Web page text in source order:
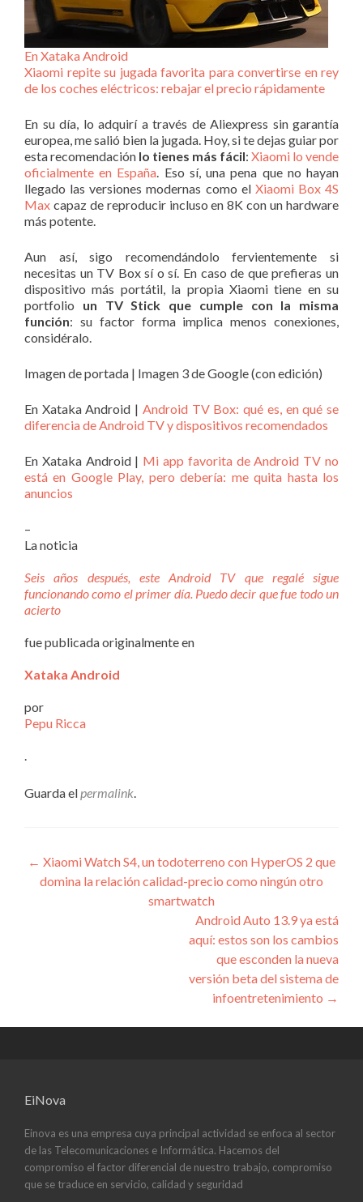
En Xataka Android
Xiaomi repite su jugada favorita para convertirse en rey
de los coches eléctricos: rebajar el precio rápidamente
En su día, lo adquirí a través de Aliexpress sin garantía
europea, me salió bien la jugada. Hoy, si te dejas guiar por
esta recomendación lo tienes más fácil: Xiaomi lo vende
oficialmente en España . Eso sí, una pena que no hayan
llegado las versiones modernas como el Xiaomi Box 4S
Max capaz de reproducir incluso en 8K con un hardware
más potente.
Aun así, sigo recomendándolo fervientemente si
necesitas un TV Box sí o sí. En caso de que prefieras un
dispositivo más portátil, la propia Xiaomi tiene en su
portfolio un TV Stick que cumple con la misma
función: su factor forma implica menos conexiones,
considéralo.
Imagen de portada | Imagen 3 de Google (con edición)
En Xataka Android | Android TV Box: qué es, en qué se
diferencia de Android TV y dispositivos recomendados
En Xataka Android | Mi app favorita de Android TV no
está en Google Play, pero debería: me quita hasta los
anuncios
–
La noticia
Seis años después, este Android TV que regalé sigue
funcionando como el primer día. Puedo decir que fue todo un
acierto
fue publicada originalmente en
Xataka Android
por
Pepu Ricca
Guarda el permalink
Navegación
de
← Xiaomi Watch S4, un todoterreno con HyperOS 2 que
domina la relación calidad-precio como ningún otro
smartwatch
Android Auto 13.9 ya está
aquí: estos son los cambios
que esconden la nueva
versión beta del sistema de
infoentretenimiento →
EiNova
Einova es una empresa cuya principal actividad se enfoca al sector
de las Telecomunicaciones e Informática. Hacemos del
compromiso el factor diferencial de nuestro trabajo, compromiso
que se traduce en servicio, calidad y seguridad